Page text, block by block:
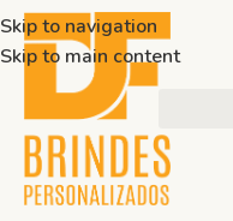
Skip to navigation
Skip to main content